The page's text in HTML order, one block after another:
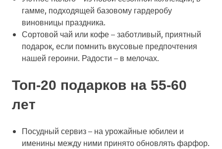
гамме, подходящей базовому гардеробу
виновницы праздника.
Сортовой чай или кофе – заботливый, приятный
подарок, если помнить вкусовые предпочтения
нашей героини. Радости – в мелочах.
Топ-20 подарков на 55-60
лет
Посудный сервиз – на урожайные юбилеи и
именины между ними принято обновлять фарфор.